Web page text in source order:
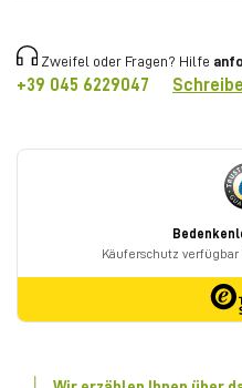
Zweifel oder Fragen? Hilfe
+39 045 6229047